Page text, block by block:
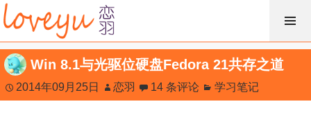
跳
过
内
容
Win 8.1与光驱位硬盘Fedora 21共存之道
2014年09月25日 恋羽 14 条评论 学习笔记